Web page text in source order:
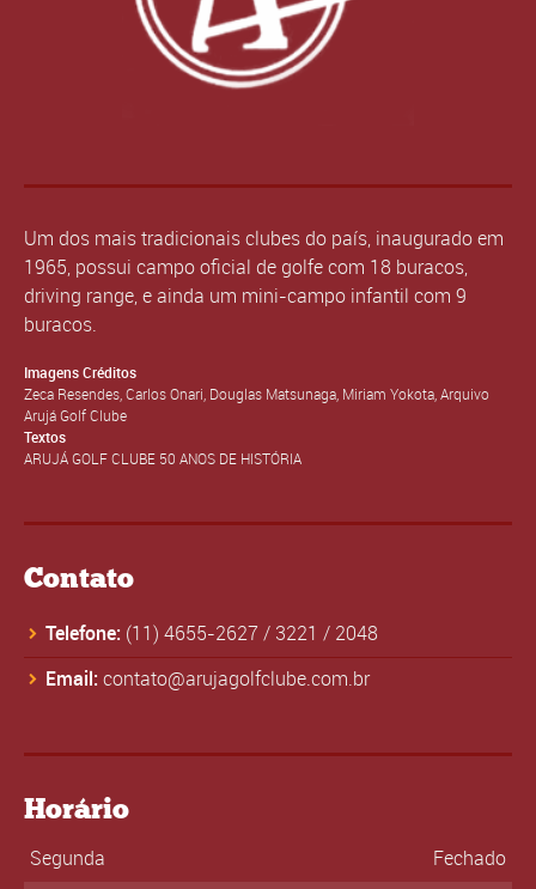
Um dos mais tradicionais clubes do país, inaugurado em
1965, possui campo oficial de golfe com 18 buracos,
driving range, e ainda um mini-campo infantil com 9
buracos.
Imagens Créditos
Zeca Resendes, Carlos Onari, Douglas Matsunaga, Miriam Yokota, Arquivo
Arujá Golf Clube
Textos
ARUJÁ GOLF CLUBE 50 ANOS DE HISTÓRIA
Contato
Telefone: (11) 4655-2627 / 3221 / 2048
Email: contato@arujagolfclube.com.br
Horário
Segunda
Fechado